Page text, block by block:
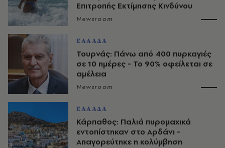
Επιτροπής Εκτίμησης Κινδύνου
Newsroom
ΕΛΛΑΔΑ
Τουρνάς: Πάνω από 400 πυρκαγιές
σε 10 ημέρες - Το 90% οφείλεται σε
αμέλεια
Newsroom
ΕΛΛΑΔΑ
Κάρπαθος: Παλιά πυρομαχικά
εντοπίστηκαν στο Αρδάνι -
Απαγορεύτηκε η κολύμβηση